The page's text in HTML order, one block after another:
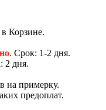
Корзине.
. Срок: 1-2 дня.
2 дня.
на примерку.
предоплат.